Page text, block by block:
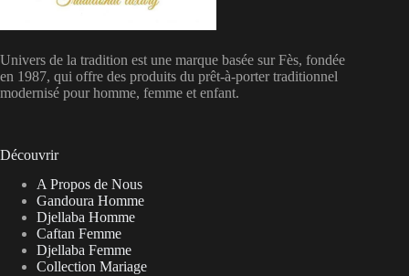
Univers de la tradition est une marque basée sur Fès, fondée
en 1987, qui offre des produits du prêt-à-porter traditionnel
modernisé pour homme, femme et enfant.
Découvrir
A Propos de Nous
Gandoura Homme
Djellaba Homme
Caftan Femme
Djellaba Femme
Collection Mariage